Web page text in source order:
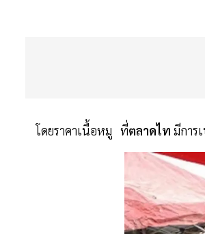
โดยราคาเนื้อหมู ที่ตลาดไท มีการ